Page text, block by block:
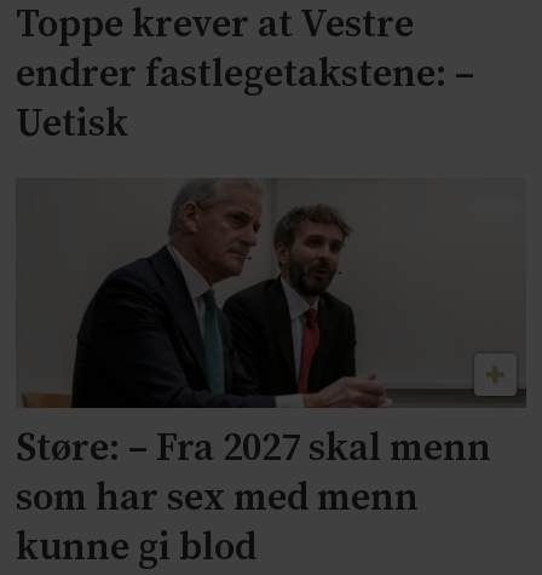
Toppe krever at Vestre
endrer fastlegetakstene: –
Uetisk
Støre: – Fra 2027 skal menn
som har sex med menn
kunne gi blod